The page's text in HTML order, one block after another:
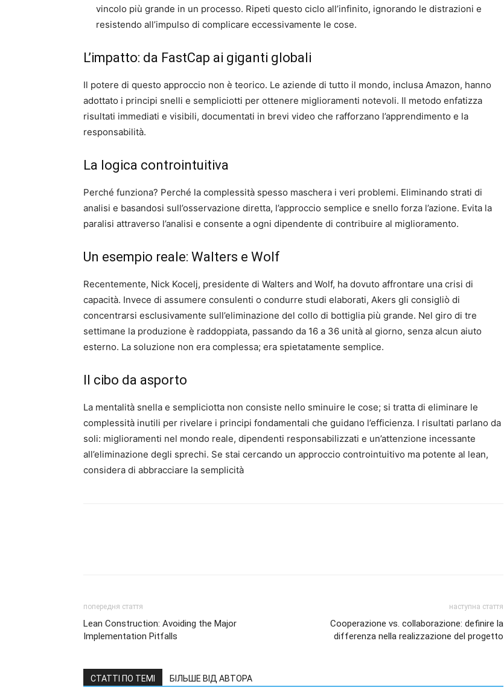
vincolo più grande in un processo. Ripeti questo ciclo all’infinito, ignorando le distrazioni e
resistendo all’impulso di complicare eccessivamente le cose.
L’impatto: da FastCap ai giganti globali
Il potere di questo approccio non è teorico. Le aziende di tutto il mondo, inclusa Amazon, hanno
adottato i principi snelli e sempliciotti per ottenere miglioramenti notevoli. Il metodo enfatizza
risultati immediati e visibili, documentati in brevi video che rafforzano l’apprendimento e la
responsabilità.
La logica controintuitiva
Perché funziona? Perché la complessità spesso maschera i veri problemi. Eliminando strati di
analisi e basandosi sull’osservazione diretta, l’approccio semplice e snello forza l’azione. Evita la
paralisi attraverso l’analisi e consente a ogni dipendente di contribuire al miglioramento.
Un esempio reale: Walters e Wolf
Recentemente, Nick Kocelj, presidente di Walters and Wolf, ha dovuto affrontare una crisi di
capacità. Invece di assumere consulenti o condurre studi elaborati, Akers gli consigliò di
concentrarsi esclusivamente sull’eliminazione del collo di bottiglia più grande. Nel giro di tre
settimane la produzione è raddoppiata, passando da 16 a 36 unità al giorno, senza alcun aiuto
esterno. La soluzione non era complessa; era spietatamente semplice.
Il cibo da asporto
La mentalità snella e sempliciotta non consiste nello sminuire le cose; si tratta di eliminare le
complessità inutili per rivelare i principi fondamentali che guidano l’efficienza. I risultati parlano da
soli: miglioramenti nel mondo reale, dipendenti responsabilizzati e un’attenzione incessante
all’eliminazione degli sprechi. Se stai cercando un approccio controintuitivo ma potente al lean,
considera di abbracciare la semplicità
попередня стаття
Lean Construction: Avoiding the Major
Implementation Pitfalls
наступна стаття
Cooperazione vs. collaborazione: definire la
differenza nella realizzazione del progetto
СТАТТІ ПО ТЕМІ БІЛЬШЕ ВІД АВТОРА